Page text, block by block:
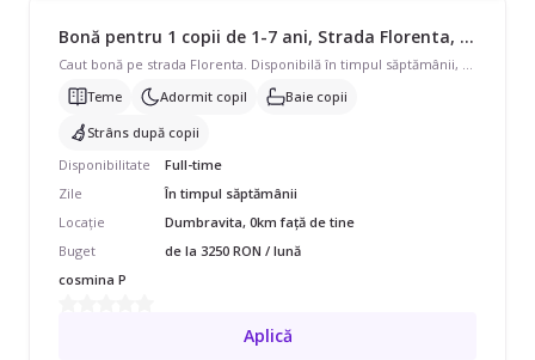
Bonă pentru 1 copii de 1-7 ani, Strada Florenta, Full Time, începând cu 3250 lei/lună
Teme
Adormit copil
Baie copii
Strâns după copii
Disponibilitate
Full-time
Zile
În timpul săptămânii
Locație
Dumbravita, 0km față de tine
Buget
de la 3250 RON / lună
cosmina P
Aplică